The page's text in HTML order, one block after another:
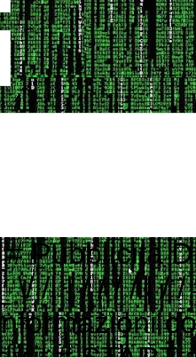
RESELLER adyoulike.com, b3e21aeb2e950aa59e5e8cc1b6dd6f8e, RESELLER, 4ad745ead2958bf7 adyoulike.com, b4bf4fdd9b0b915f746f6747ff432bde, RESELLER, 4ad745ead2958bf7 ampliffy.com, 5037, RESELLER amxrtb.com, 105199548, RESELLER aniview.com, 5e82edf1634339243920a8e5, RESELLER, 78b21b97965ec3f8 aniview.com, 5ef4bc022e79664d2b473869, RESELLER, 78b21b97965ec3f8 aol.com, 27093, RESELLER aol.com, 46658, RESELLER aol.com, 58905, RESELLER, e1a5b5b6e3255540 aolcloud.net, 4687, RESELLER appads.in, 107606, RESELLER appnexus.com, 10040, RESELLER, f5ab79cb980f11d1 appnexus.com, 10200, RESELLER, f5ab79cb980f11d1 appnexus.com, 10239, RESELLER, f5ab79cb980f11d1 appnexus.com, 10371, RESELLER, f5ab79cb980f11d1 appnexus.com, 11470, RESELLER appnexus.com, 11487, RESELLER, f5ab79cb980f11d1 appnexus.com, 11664, RESELLER, f5ab79cb980f11d1 appnexus.com, 11786, RESELLER, f5ab79cb980f11d1 appnexus.com, 11924, RESELLER, f5ab79cb980f11d1 appnexus.com, 12223, RESELLER, f5ab79cb980f11d1 appnexus.com, 12290, RESELLER, f5ab79cb980f11d1 appnexus.com, 12637, RESELLER, f5ab79cb980f11d1 appnexus.com, 13044, RESELLER, f5ab79cb980f11d1 appnexus.com, 13099, RESELLER, f5ab79cb980f11d1 appnexus.com, 13381, RESELLER, f5ab79cb980f11d1 appnexus.com, 1356, RESELLER, f5ab79cb980f11d1 appnexus.com, 1360, RESELLER, f5ab79cb980f11d1 appnexus.com, 13701, RESELLER, f5ab79cb980f11d1 appnexus.com, 14077, RESELLER appnexus.com, 14416, RESELLER,